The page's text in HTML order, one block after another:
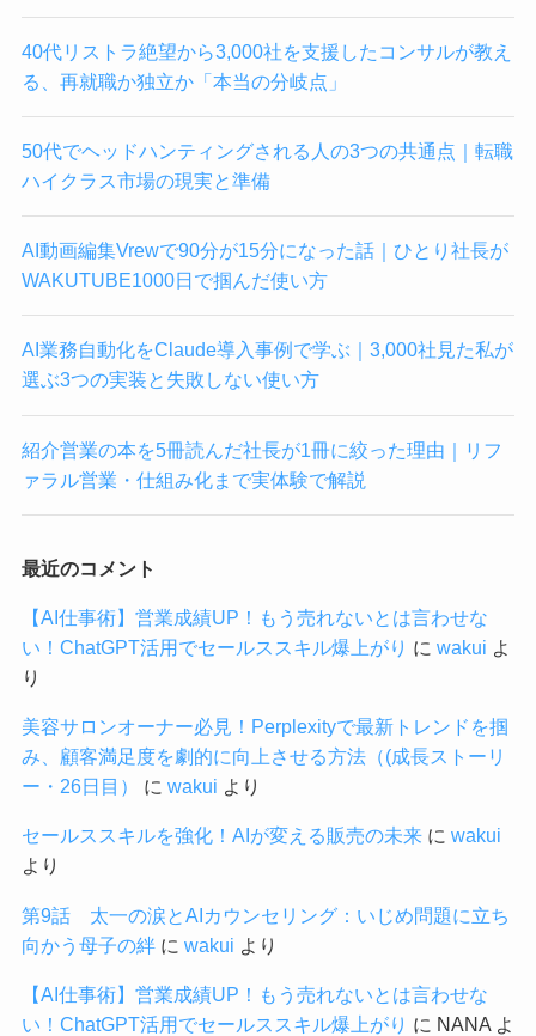
40代リストラ絶望から3,000社を支援したコンサルが教え
る、再就職か独立か「本当の分岐点」
50代でヘッドハンティングされる人の3つの共通点｜転職
ハイクラス市場の現実と準備
AI動画編集Vrewで90分が15分になった話｜ひとり社長が
WAKUTUBE1000日で掴んだ使い方
AI業務自動化をClaude導入事例で学ぶ｜3,000社見た私が
選ぶ3つの実装と失敗しない使い方
紹介営業の本を5冊読んだ社長が1冊に絞った理由｜リフ
ァラル営業・仕組み化まで実体験で解説
最近のコメント
【AI仕事術】営業成績UP！もう売れないとは言わせな
い！ChatGPT活用でセールススキル爆上がり に wakui よ
り
美容サロンオーナー必見！Perplexityで最新トレンドを掴
み、顧客満足度を劇的に向上させる方法（(成長ストーリ
ー・26日目）
に wakui より
セールススキルを強化！AIが変える販売の未来に wakui
より
第9話 太一の涙とAIカウンセリング：いじめ問題に立ち
向かう母子の絆に wakui より
【AI仕事術】営業成績UP！もう売れないとは言わせな
い！ChatGPT活用でセールススキル爆上がり に NANAよ